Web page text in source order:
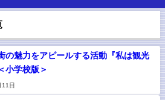
の魅力をアピールする活動『私は観光
小学校版＞
11日